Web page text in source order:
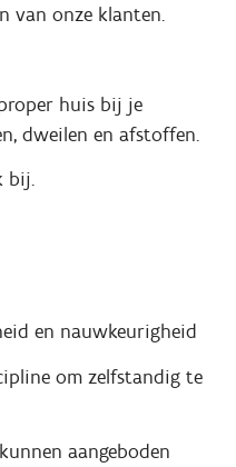
van onze klanten.
huis bij je
dweilen en afstoffen.
bij.
en nauwkeurigheid
om zelfstandig te
aangeboden